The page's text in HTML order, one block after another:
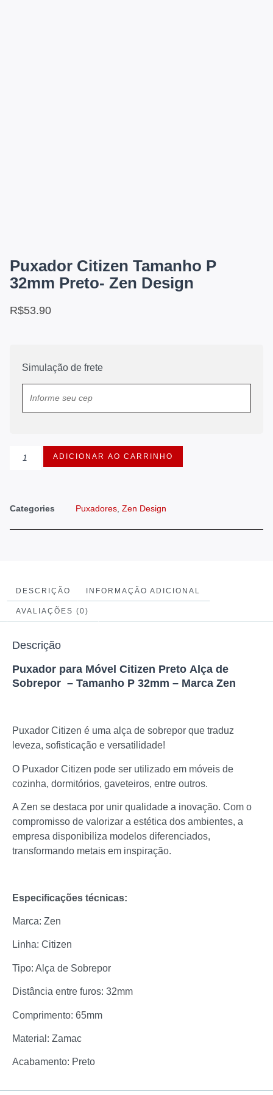
Puxador Citizen Tamanho P
32mm Preto- Zen Design
R$53.90
Simulação de frete
ADICIONAR AO CARRINHO
Categories Puxadores, Zen Design
DESCRIÇÃO INFORMAÇÃO ADICIONAL
AVALIAÇÕES (0)
Descrição
Puxador para Móvel Citizen Preto Alça de
Sobrepor – Tamanho P 32mm – Marca Zen
Puxador Citizen é uma alça de sobrepor que traduz
leveza, sofisticação e versatilidade!
O Puxador Citizen pode ser utilizado em móveis de
cozinha, dormitórios, gaveteiros, entre outros.
A Zen se destaca por unir qualidade a inovação. Com o
compromisso de valorizar a estética dos ambientes, a
empresa disponibiliza modelos diferenciados,
transformando metais em inspiração.
Especificações técnicas:
Marca: Zen
Linha: Citizen
Tipo: Alça de Sobrepor
Distância entre furos: 32mm
Comprimento: 65mm
Material: Zamac
Acabamento: Preto